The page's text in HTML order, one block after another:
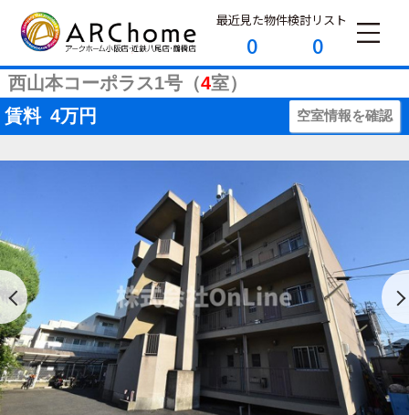
最近見た物件
0
検討リスト
0
西山本コーポラス1号（4室）
賃料 4万円 空室情報を確認